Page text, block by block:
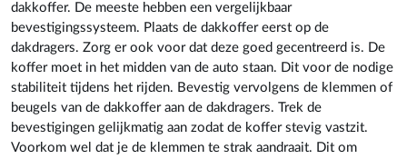
dakkoffer. De meeste hebben een vergelijkbaar
bevestigingssysteem. Plaats de dakkoffer eerst op de
dakdragers. Zorg er ook voor dat deze goed gecentreerd is. De
koffer moet in het midden van de auto staan. Dit voor de nodige
stabiliteit tijdens het rijden. Bevestig vervolgens de klemmen of
beugels van de dakkoffer aan de dakdragers. Trek de
bevestigingen gelijkmatig aan zodat de koffer stevig vastzit.
Voorkom wel dat je de klemmen te strak aandraait. Dit om